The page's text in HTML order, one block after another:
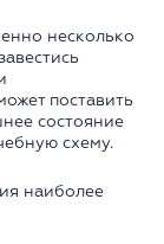
несколько
поставить
состояние
схему.
наиболее